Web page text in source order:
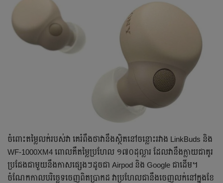
ចំពោះតម្លៃលក់របស់វា គេរំពឹងថាវានឹងស្ថិតនៅចន្លោះរវាង LinkBuds និង
WF-1000XM4 ពោលគឺតម្លៃប្រហែល ១៧០ដុល្លារ ដែលវានឹងក្លាយជាគូរ
ប្រជែងជាមួយនឹងកាសផ្សេងៗដូចជា Airpod និង Google ជាដើម។
ចំណែកកាលបរិច្ឆេទចេញពិតប្រាកដ វាប្រហែលជានឹងចេញលក់នៅក្នុងខែ